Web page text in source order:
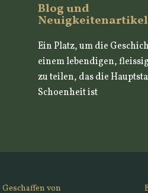
Blog und
Neuigkeitenartikel
Ein Platz, um die
einem lebendigen,
zu teilen, das die
Schoenheit ist
Geschaffen von